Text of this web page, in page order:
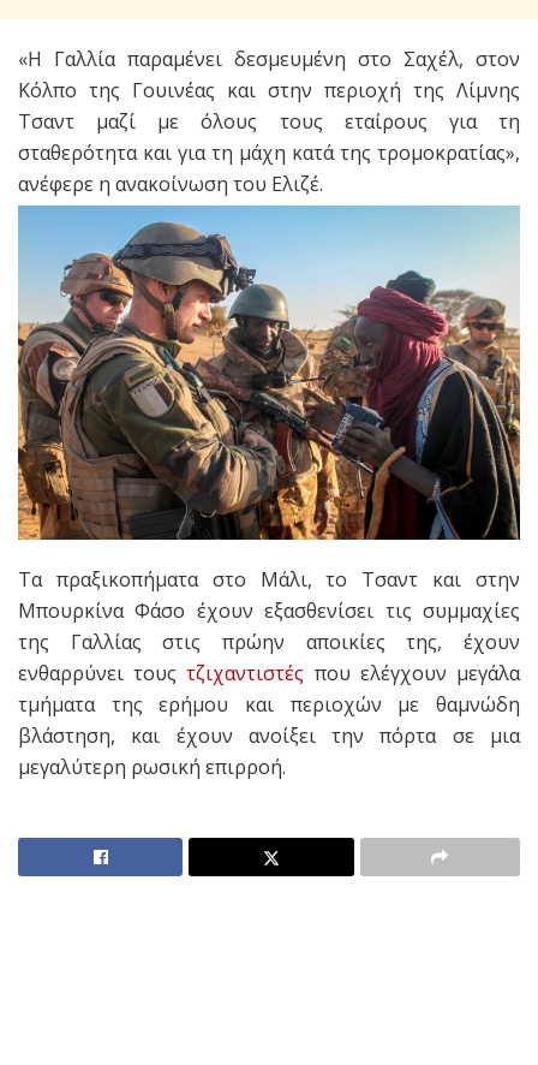
«Η Γαλλία παραμένει δεσμευμένη στο Σαχέλ, στον
Κόλπο της Γουινέας και στην περιοχή της Λίμνης
Τσαντ μαζί με όλους τους εταίρους για τη
σταθερότητα και για τη μάχη κατά της τρομοκρατίας»,
ανέφερε η ανακοίνωση του Ελιζέ.
Τα πραξικοπήματα στο Μάλι, το Τσαντ και στην
Μπουρκίνα Φάσο έχουν εξασθενίσει τις συμμαχίες
της Γαλλίας στις πρώην αποικίες της, έχουν
ενθαρρύνει τουςτζιχαντιστές που ελέγχουν μεγάλα
τμήματα της ερήμου και περιοχών με θαμνώδη
βλάστηση, και έχουν ανοίξει την πόρτα σε μια
μεγαλύτερη ρωσική επιρροή.